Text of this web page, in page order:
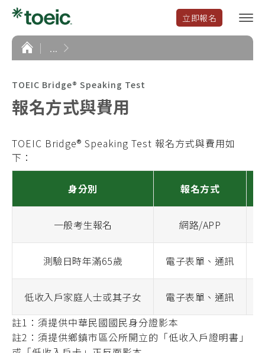
立即報名
選
單
首
頁
...
TOEIC Bridge® Speaking Test
報名方式與費用
TOEIC Bridge® Speaking Test 報名方式與費用如
下：
身分別 報名方式
一般考生報名 網路/APP
測驗日時年滿65歲 電子表單、通訊
低收入戶家庭人士或其子女 電子表單、通訊
註1：須提供中華民國國民身分證影本
註2：須提供鄉鎮市區公所開立的「低收入戶證明書」